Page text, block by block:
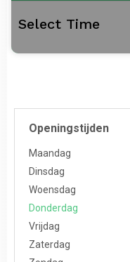
Openingstijden
Maandag
Dinsdag
Woensdag
Donderdag
Vrijdag
Zaterdag